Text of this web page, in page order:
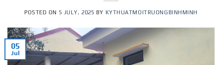
POSTED ON 5 JULY, 2025 BY KYTHUATMOITRUONGBINHMINH
05
Jul